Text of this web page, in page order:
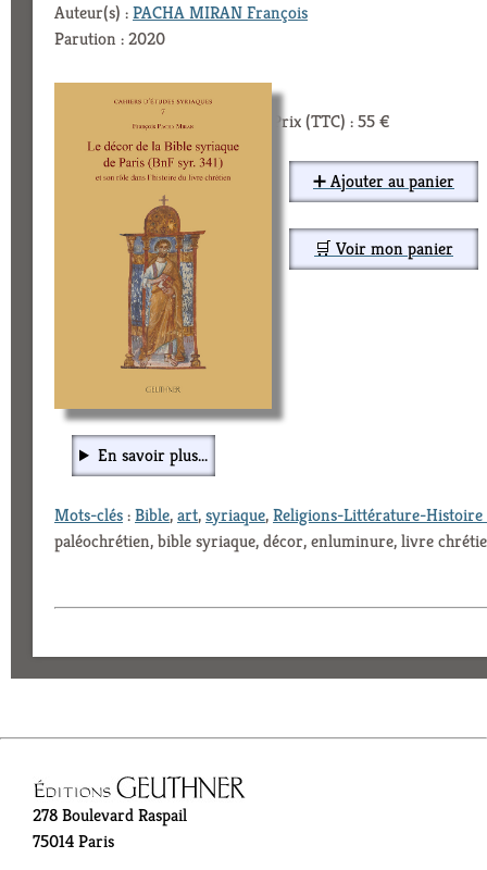
Auteur(s) :PACHA MIRAN François
Parution : 2020
Prix (TTC) : 55 €
➕ Ajouter au panier
🛒 Voir mon panier
En savoir plus...
Mots-clés:Bible,art,syriaque,Religions-Littérature-Histoire
paléochrétien, bible syriaque, décor, enluminure, livre
278 Boulevard Raspail
75014 Paris